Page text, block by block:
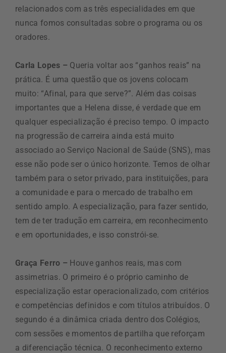
relacionados com as três especialidades em que
nunca fomos consultadas sobre o programa ou os
oradores.
Carla Lopes – Queria voltar aos “ganhos reais” na
prática. É uma questão que os jovens colocam
muito: “Afinal, para que serve?”. Além das coisas
importantes que a Helena disse, é verdade que em
qualquer especialização é preciso tempo. O impacto
na progressão de carreira ainda está muito
associado ao Serviço Nacional de Saúde (SNS), mas
esse não pode ser o único horizonte. Temos de olhar
também para o setor privado, para instituições, para
a comunidade e para o mercado de trabalho em
sentido amplo. A especialização, para fazer sentido,
tem de ter tradução em carreira, em reconhecimento
e em oportunidades, e isso constrói-se.
Graça Ferro – Houve ganhos reais, mas com
assimetrias. O primeiro é o próprio caminho de
especialização estar operacionalizado, com critérios
e competências definidos e com títulos atribuídos. O
segundo é a dinâmica criada dentro dos Colégios,
com sessões e momentos de partilha que reforçam
a diferenciação técnica. O reconhecimento externo